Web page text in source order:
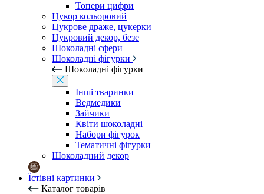
Топери цифри
Цукор кольоровий
Цукрове драже, цукерки
Цукровий декор, безе
Шоколадні сфери
Шоколадні фігурки
Шоколадні фігурки
Інші тваринки
Ведмедики
Зайчики
Квіти шоколадні
Набори фігурок
Тематичні фігурки
Шоколадний декор
Їстівні картинки
Каталог товарів